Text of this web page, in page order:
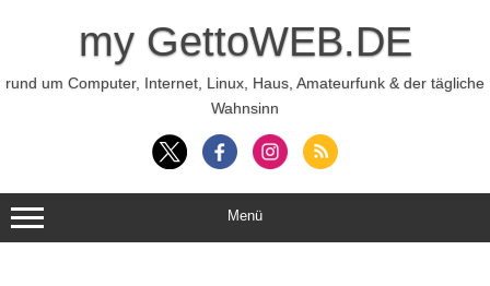
my GettoWEB.DE
rund um Computer, Internet, Linux, Haus, Amateurfunk & der tägliche
Wahnsinn
Menü